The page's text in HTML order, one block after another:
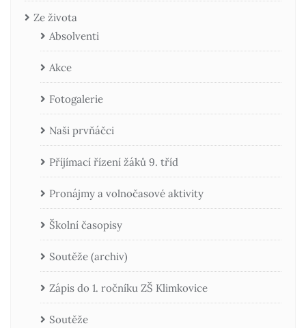
Ze života
Absolventi
Akce
Fotogalerie
Naši prvňáčci
Příjímací řízení žáků 9. tříd
Pronájmy a volnočasové aktivity
Školní časopisy
Soutěže (archiv)
Zápis do 1. ročníku ZŠ Klimkovice
Soutěže